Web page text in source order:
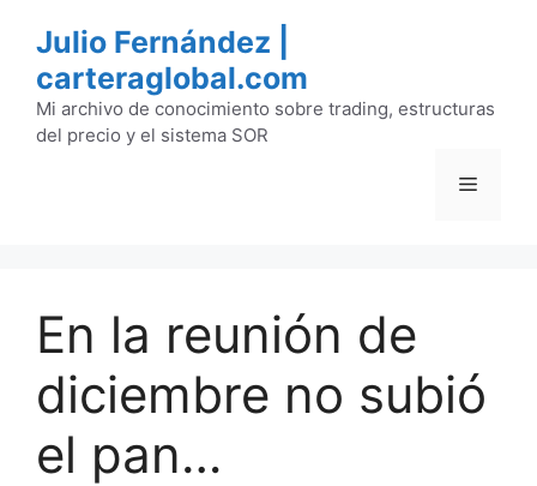
contenido
Julio Fernández |
carteraglobal.com
Mi archivo de conocimiento sobre trading, estructuras
del precio y el sistema SOR
Menú
En la reunión de
diciembre no subió
el pan…